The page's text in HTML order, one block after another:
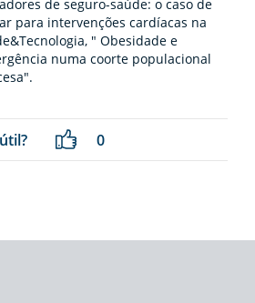
de seguro-saúde: o caso de
para intervenções cardíacas na
" Obesidade e
numa coorte populacional
0